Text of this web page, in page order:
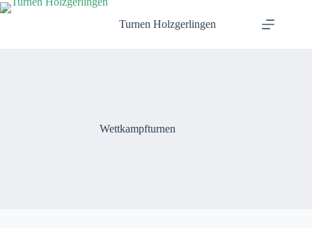
Zum
Turnen Holzgerlingen
Wettkampfturnen